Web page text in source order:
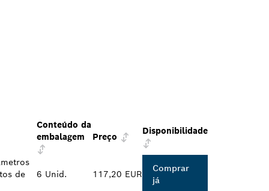
Conteúdo da
embalagem
Preço
Disponibilidade
de
6 Unid. 117,20 EUR
Comprar
já